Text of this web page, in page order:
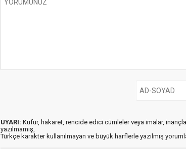
UYARI: Küfür, hakaret, rencide edici cümleler veya imalar,
yazılmamış,
Türkçe karakter kullanılmayan ve büyük harflerle yazılmış